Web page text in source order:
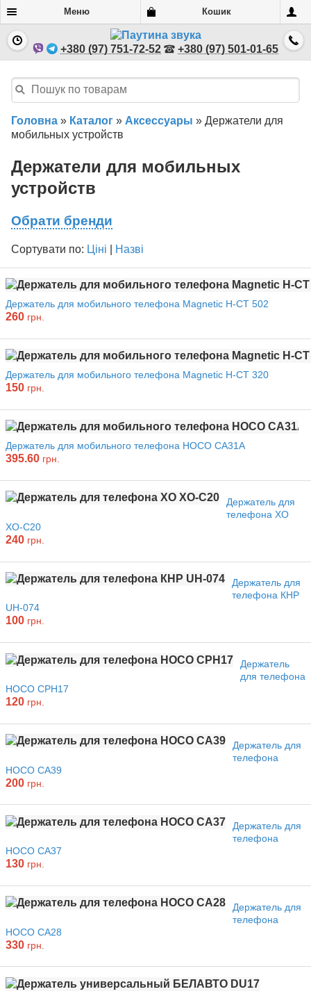
Меню Кошик
+380 (97) 751-72-52 +380 (97) 501-01-65
Головна » Каталог » Аксессуары » Держатели для
мобильных устройств
Держатели для мобильных
устройств
Обрати бренди
Сортувати по: Ціні Назві
Держатель для мобильного телефона Magnetic H-CT 502
260 грн.
Держатель для мобильного телефона Magnetic H-CT 320
150 грн.
Держатель для мобильного телефона HOCO CA31A
395.60 грн.
Держатель для
телефона XO
XO-C20
240 грн.
Держатель для
телефона КНР
UH-074
100 грн.
Держатель
для телефона
HOCO CPH17
120 грн.
Держатель для
телефона
HOCO CA39
200 грн.
Держатель для
телефона
HOCO CA37
130 грн.
Держатель для
телефона
HOCO CA28
330 грн.